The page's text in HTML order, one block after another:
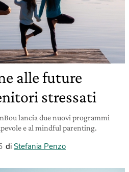
alle future
stressati
lancia due nuovi programmi
e al mindful parenting.
di Stefania Penzo